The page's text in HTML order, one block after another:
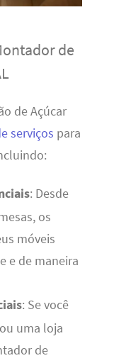
de
de Açúcar
serviços para
: Desde
os
móveis
e de maneira
: Se você
uma loja
de